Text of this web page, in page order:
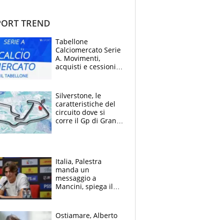
TREND
Tabellone
Calciomercato Serie
A. Movimenti,
acquisti e cessioni:
Silverstone, le
caratteristiche del
circuito dove si
corre il Gp di Gran
Italia, Palestra
manda un
messaggio a
Mancini, spiega il
l'alleanza con
Ostiamare, Alberto